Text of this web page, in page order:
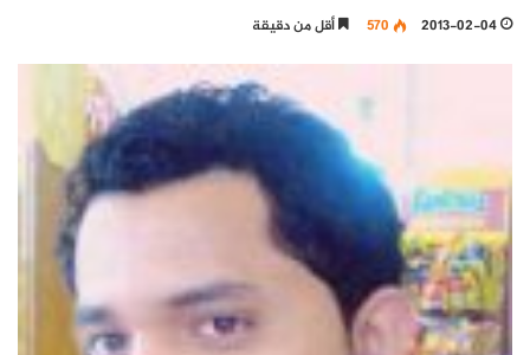
2013-02-04
570 أقل من دقيقة